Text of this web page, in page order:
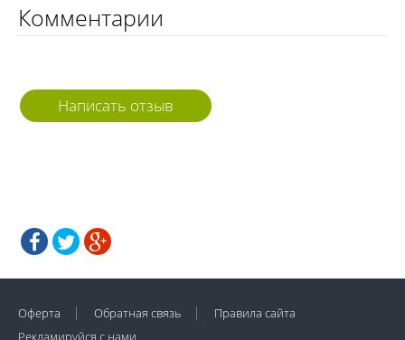
Комментарии
Написать отзыв
Оферта Обратная связь
Правила сайта
Рекламируйся с нами